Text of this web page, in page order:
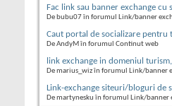
Fac link sau banner exchange
De bubu07 în forumul Link/banner
Caut portal de socializare pentru
De AndyM în forumul Continut web
link exchange in domeniul
De marius_wiz în forumul Link/banner
Link-exchange siteuri/bloguri de
De martynesku în forumul Link/banner